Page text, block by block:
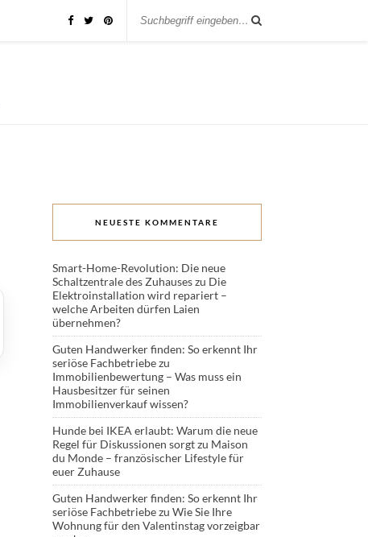
NEUESTE KOMMENTARE
Smart-Home-Revolution: Die neue
Schaltzentrale des Zuhauseszu Die
Elektroinstallation wird repariert –
welche Arbeiten dürfen Laien
übernehmen?
Guten Handwerker finden: So erkennt Ihr
seriöse Fachbetriebezu
Immobilienbewertung – Was muss ein
Hausbesitzer für seinen
Immobilienverkauf wissen?
Hunde bei IKEA erlaubt: Warum die neue
Regel für Diskussionen sorgtzu Maison
du Monde – französischer Lifestyle für
euer Zuhause
Guten Handwerker finden: So erkennt Ihr
seriöse Fachbetriebezu Wie Sie Ihre
Wohnung für den Valentinstag vorzeigbar